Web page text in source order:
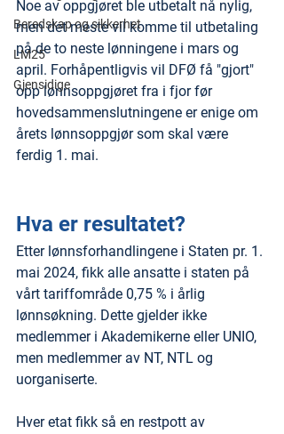
Beredskap og sikkerhet
LM25
Gjensidige
Noe av oppgjøret ble utbetalt nå nylig,
men det meste vil komme til utbetaling
på de to neste lønningene i mars og
april. Forhåpentligvis vil DFØ få "gjort"
opp lønnsoppgjøret fra i fjor før
hovedsammenslutningene er enige om
årets lønnsoppgjør som skal være
ferdig 1. mai.
Hva er resultatet?
Etter lønnsforhandlingene i Staten pr. 1.
mai 2024, fikk alle ansatte i staten på
vårt tariffområde 0,75 % i årlig
lønnsøkning. Dette gjelder ikke
medlemmer i Akademikerne eller UNIO,
men medlemmer av NT, NTL og
uorganiserte.
Hver etat fikk så en restpott av